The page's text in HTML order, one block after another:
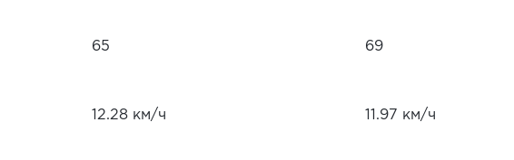
65 69
12.28 км/ч 11.97 км/ч